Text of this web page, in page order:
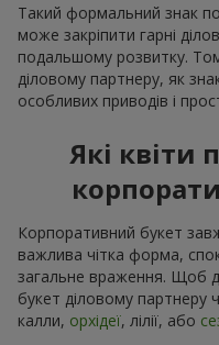
Такий формальний знак
може закріпити гарні
подальшому розвитку.
діловому партнеру, як
особливих приводів і
Які квіти
Корпоративний букет
важлива чітка форма,
загальне враження. Щоб
букет діловому партнеру
калли, орхідеї, лілії, або